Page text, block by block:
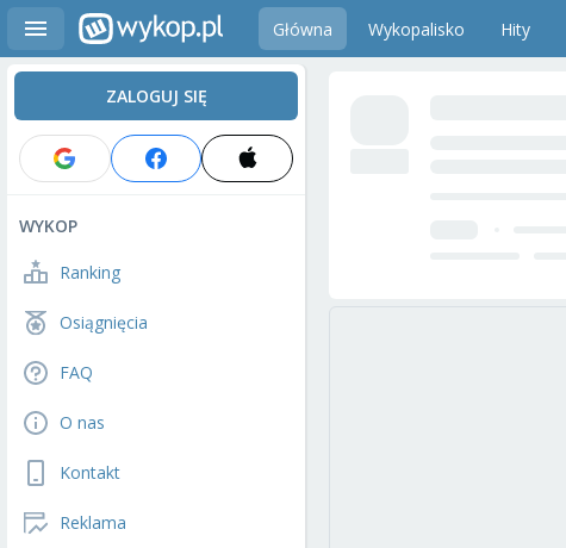
Główna Wykopalisko Hity
ZALOGUJ SIĘ
WYKOP
Ranking
Osiągnięcia
FAQ
O nas
Kontakt
Reklama